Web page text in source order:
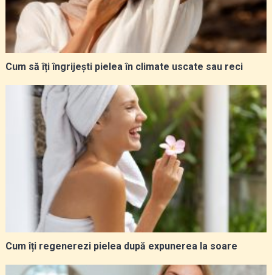
Cum să îți îngrijești pielea în climate uscate sau reci
Cum îți regenerezi pielea după expunerea la soare